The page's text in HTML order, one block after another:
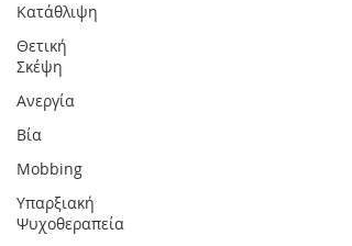
Κατάθλιψη
Θετική
Σκέψη
Ανεργία
Βία
Mobbing
Υπαρξιακή
Ψυχοθεραπεία